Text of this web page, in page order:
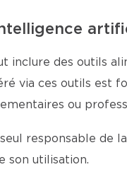
inclure des outils
via ces outils est
ou
seul responsable de
son utilisation.